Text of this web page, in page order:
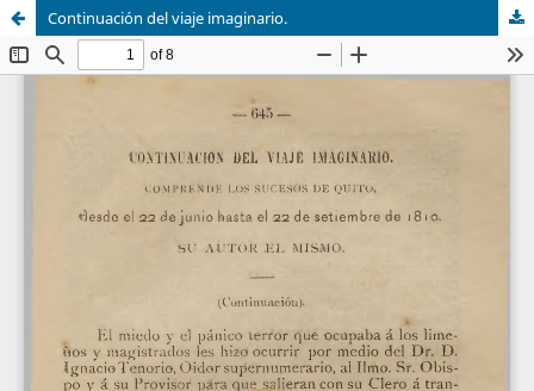
Continuación del viaje imaginario.